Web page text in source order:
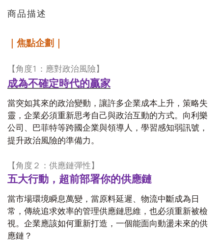
商品描述
｜焦點企劃｜
【角度1 ：應對政治風險】
成為不確定時代的贏家
當突如其來的政治變動，讓許多企業成本上升，策略失
靈，企業必須重新思考自己與政治互動的方式。向利樂
公司、巴菲特等跨國企業與領導人，學習感知弱訊號，
提升政治風險的準備力。
【角度２：供應鏈彈性】
五大行動，超前部署你的供應鏈
當市場環境瞬息萬變，當原料延遲、物流中斷成為日
常，傳統追求效率的管理供應鏈思維，也必須重新被檢
視。企業應該如何重新打造，一個能面向動盪未來的供
應鏈？